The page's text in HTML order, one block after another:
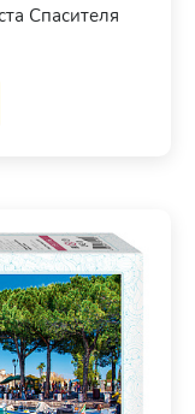
Спасителя